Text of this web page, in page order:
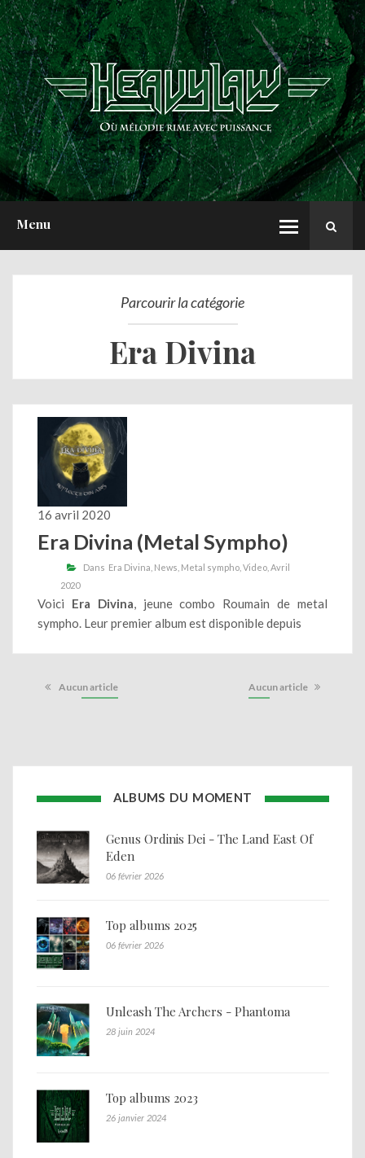
Menu
ACCUEIL
NEWS
CHRONIQUES
INTERVIEWS
REPORTS
A PROPOS
Parcourir la catégorie
Era Divina
16 avril 2020
Era Divina (Metal Sympho)
Dans Era Divina News Metal sympho Video Avril
2020
Voici Era Divina, jeune combo Roumain de metal
sympho. Leur premier album est disponible depuis
Aucun article Aucun article
ALBUMS DU MOMENT
Genus Ordinis Dei - The Land East Of
Eden
06 février 2026
Top albums 2025
06 février 2026
Unleash The Archers - Phantoma
28 juin 2024
Top albums 2023
26 janvier 2024